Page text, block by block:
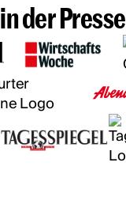
in der Presse